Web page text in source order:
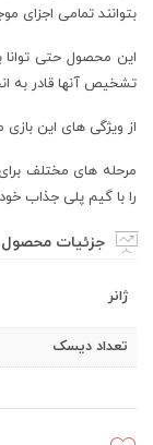
بتوانند تمامی اجزای
این محصول حتی
تشخیص آنها قادر به
از ویژگی های این
مرحله های مختلف
را با گیم پلی جذاب
جزئیات محصول
ژانر
تعداد دیسک